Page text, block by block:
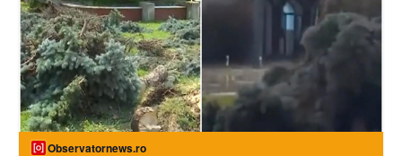
Observatornews.ro